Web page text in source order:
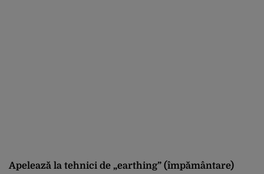
Apelează la tehnici de „earthing” (împământare)